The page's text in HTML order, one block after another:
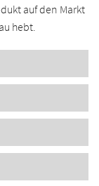
auf den Markt
hebt.